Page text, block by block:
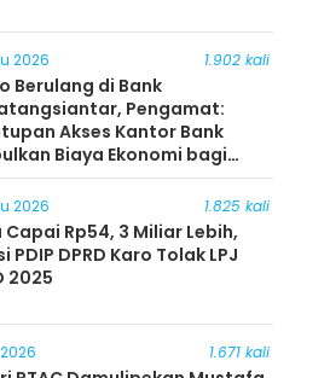
2026 1.902 kali
Berulang di Bank
Pengamat:
Akses Kantor Bank
Biaya Ekonomi bagi
2026 1.825 kali
Capai Rp54, 3 Miliar Lebih,
PDIP DPRD Karo Tolak LPJ
2025
1.671 kali